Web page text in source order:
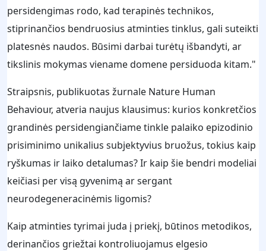
persidengimas rodo, kad terapinės technikos,
stiprinančios bendruosius atminties tinklus, gali suteikti
platesnės naudos. Būsimi darbai turėtų išbandyti, ar
tikslinis mokymas viename domene persiduoda kitam."
Straipsnis, publikuotas žurnale Nature Human
Behaviour, atveria naujus klausimus: kurios konkretčios
grandinės persidengiančiame tinkle palaiko epizodinio
prisiminimo unikalius subjektyvius bruožus, tokius kaip
ryškumas ir laiko detalumas? Ir kaip šie bendri modeliai
keičiasi per visą gyvenimą ar sergant
neurodegeneracinėmis ligomis?
Kaip atminties tyrimai juda į priekį, būtinos metodikos,
derinančios griežtai kontroliuojamus elgesio